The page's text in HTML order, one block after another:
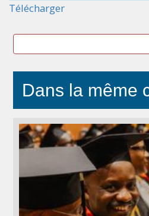
Télécharger
Dans la même